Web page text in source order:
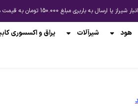
150.000 تومان به قیمت ها افزوده میگردد
هود شیرآلات یراق و اکسسوری